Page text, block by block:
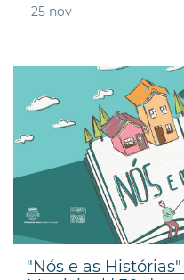
25 nov
"Nós e as